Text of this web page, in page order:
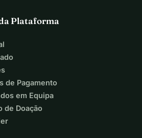
Plataforma
de Pagamento
em Equipa
de Doação